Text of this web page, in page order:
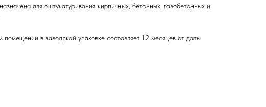
для оштукатуривания кирпичных, бетонных, газобетонных и
помещении в заводской упаковке составляет 12 месяцев от даты